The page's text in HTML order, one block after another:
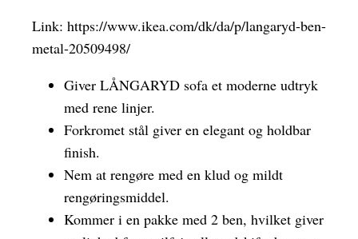
Link: https://www.ikea.com/dk/da/p/langaryd-ben-
metal-20509498/
Giver LÅNGARYD sofa et moderne udtryk
med rene linjer.
Forkromet stål giver en elegant og holdbar
finish.
Nem at rengøre med en klud og mildt
rengøringsmiddel.
Kommer i en pakke med 2 ben, hvilket giver